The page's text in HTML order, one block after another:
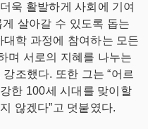
욱 활발하게 사회에 기여
살아갈 수 있도록 돕는
대학 과정에 참여하는 모든
며 서로의 지혜를 나누는
조했다. 또한 그는 “어르
한 100세 시대를 맞이할
않겠다”고 덧붙였다.